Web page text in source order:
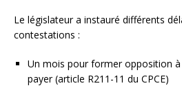
Le législateur a instauré différents
contestations :
Un mois pour former opposition
payer (article R211-11 du CPCE)